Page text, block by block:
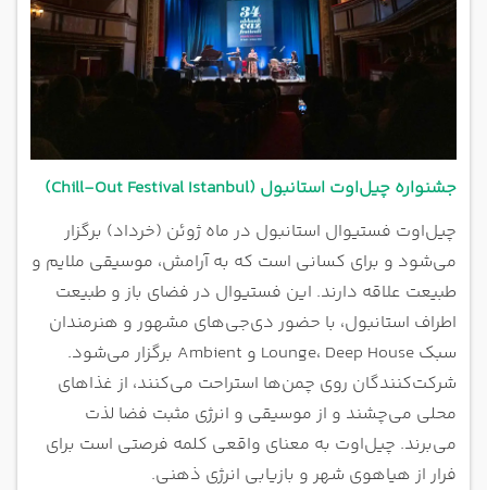
جشنواره چیل‌اوت استانبول (Chill-Out Festival Istanbul)
چیل‌اوت فستیوال استانبول در ماه ژوئن (خرداد) برگزار
می‌شود و برای کسانی است که به آرامش، موسیقی ملایم و
طبیعت علاقه دارند. این فستیوال در فضای باز و طبیعت
اطراف استانبول، با حضور دی‌جی‌های مشهور و هنرمندان
سبک Lounge، Deep House و Ambient برگزار می‌شود.
شرکت‌کنندگان روی چمن‌ها استراحت می‌کنند، از غذاهای
محلی می‌چشند و از موسیقی و انرژی مثبت فضا لذت
می‌برند. چیل‌اوت به معنای واقعی کلمه فرصتی است برای
فرار از هیاهوی شهر و بازیابی انرژی ذهنی.